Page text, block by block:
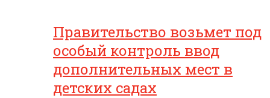
Правительство возьмет под
особый контроль ввод
дополнительных мест в
детских садах